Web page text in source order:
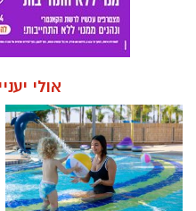
אולי